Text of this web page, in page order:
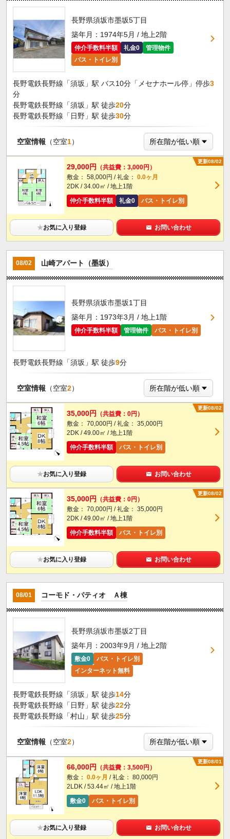
長野県須坂市墨坂5丁目
築年月：1974年5月 / 地上2階
仲介手数料半額 礼金0
管理物件
バス・トイレ別
長野電鉄長野線「須坂」駅 バス10分「メセナホール停」停歩3
分
長野電鉄長野線「須坂」駅 徒歩20分
長野電鉄長野線「日野」駅 徒歩30分
空室情報 （空室1）
更新08/02
29,000円
（共益費：3,000円）
敷金： 58,000円 / 礼金： 0.0ヶ月
2DK / 34.00㎡ / 地上1階
仲介手数料半額
礼金0 バス・トイレ別
★お気に入り登録 お問い合わせ
08/02 山崎アパート（墨坂）
長野県須坂市墨坂1丁目
築年月：1973年3月 / 地上1階
仲介手数料半額 管理物件 バス・トイレ別
長野電鉄長野線「須坂」駅 徒歩9分
空室情報 （空室2）
更新08/02
35,000円
（共益費：0円）
敷金： 70,000円 / 礼金： 35,000円
2DK / 49.00㎡ / 地上1階
仲介手数料半額
バス・トイレ別
★お気に入り登録 お問い合わせ
更新08/02
35,000円
（共益費：0円）
敷金： 70,000円 / 礼金： 35,000円
2DK / 49.00㎡ / 地上1階
仲介手数料半額
バス・トイレ別
★お気に入り登録 お問い合わせ
08/01 コーモド・パティオ Ａ棟
長野県須坂市墨坂2丁目
築年月：2003年9月 / 地上2階
敷金0
バス・トイレ別
インターネット無料
長野電鉄長野線「須坂」駅 徒歩14分
長野電鉄長野線「日野」駅 徒歩22分
長野電鉄長野線「村山」駅 徒歩25分
空室情報 （空室2）
更新08/01
66,000円
（共益費：3,500円）
敷金： 0.0ヶ月 / 礼金： 80,000円
2LDK / 53.44㎡ / 地上1階
敷金0
バス・トイレ別
★お気に入り登録 お問い合わせ